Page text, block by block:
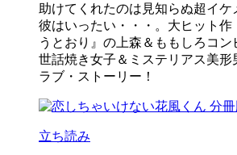
助けてくれたのは見知らぬ超イ
彼はいったい・・・。大ヒット作
うとおり』の上森＆ももしろコン
世話焼き女子＆ミステリアス美形
ラブ・ストーリー！
立ち読み